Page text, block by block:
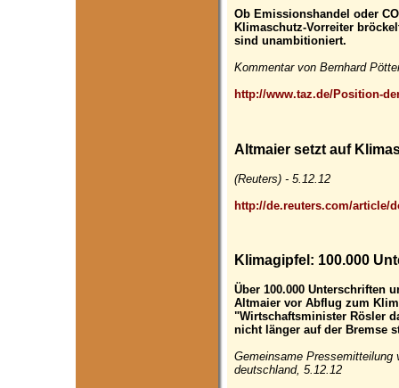
Ob Emissionshandel oder
Klimaschutz-Vorreiter
sind unambitioniert.
Kommentar von Bernhard
http://www.taz.de/Position-
Altmaier setzt auf
(Reuters) - 5.12.12
http://de.reuters.com/article/
Klimagipfel: 100.000
Über 100.000 Unterschriften
Altmaier vor Abflug zum
"Wirtschaftsminister Rösler
nicht länger auf der Bremse
Gemeinsame Pressemitteilung
deutschland, 5.12.12